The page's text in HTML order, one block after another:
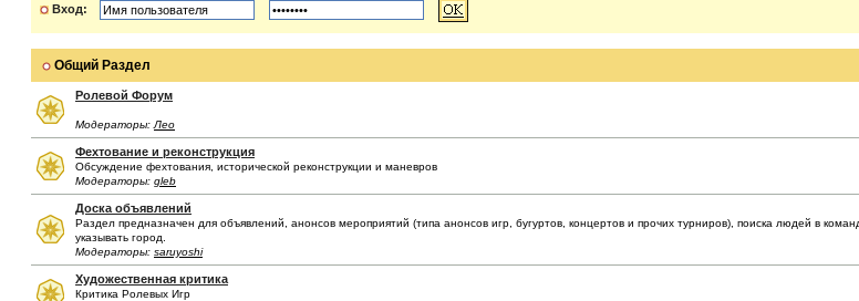
Вход:
Общий Раздел
Ролевой Форум
Модераторы: Лео
Фехтование и реконструкция
Обсуждение фехтования, исторической реконструкции и маневров
Модераторы: gleb
Доска объявлений
Раздел предназначен для объявлений, анонсов мероприятий (типа анонсов игр, бугуртов, концертов и прочих турниров), поиска людей в
указывать город.
Модераторы: saruyoshi
Художественная критика
Критика Ролевых Игр